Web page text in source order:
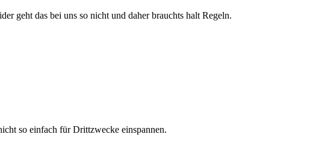
geht das bei uns so nicht und daher brauchts halt Regeln.
so einfach für Drittzwecke einspannen.